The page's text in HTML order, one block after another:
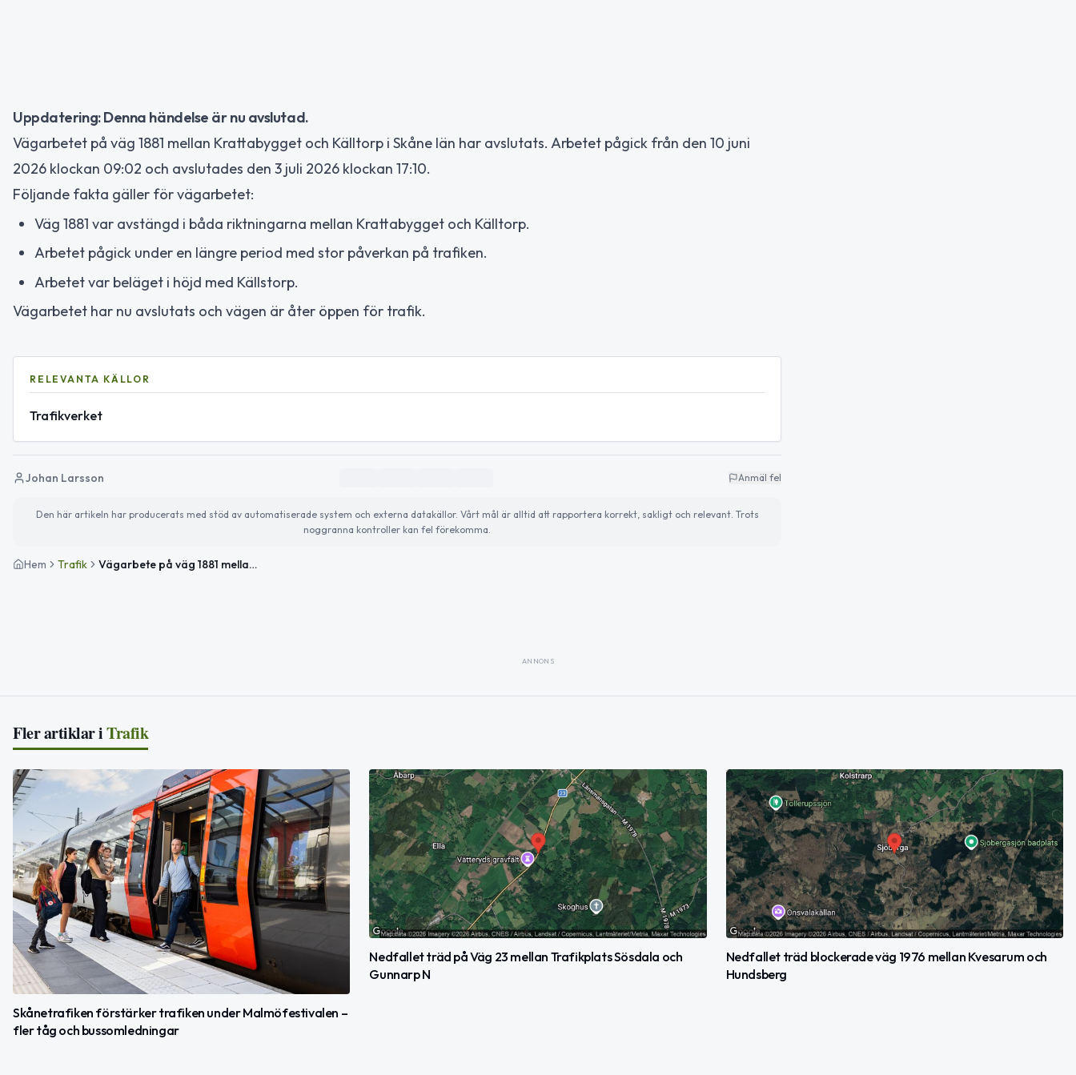
Uppdatering: Denna händelse är nu avslutad.
Vägarbetet på väg 1881 mellan Krattabygget och Källtorp i Skåne län har avslutats. Arbetet pågick från den 10 juni
2026 klockan 09:02 och avslutades den 3 juli 2026 klockan 17:10.
Följande fakta gäller för vägarbetet:
Väg 1881 var avstängd i båda riktningarna mellan Krattabygget och Källtorp.
Arbetet pågick under en längre period med stor påverkan på trafiken.
Arbetet var beläget i höjd med Källstorp.
Vägarbetet har nu avslutats och vägen är åter öppen för trafik.
RELEVANTA KÄLLOR
Trafikverket
Johan Larsson Anmäl fel
Den här artikeln har producerats med stöd av automatiserade system och externa datakällor. Vårt mål är alltid att rapportera korrekt, sakligt och relevant. Trots
noggranna kontroller kan fel förekomma.
Hem Trafik Vägarbete på väg 1881 mellan Krattabygget och Källtorp avslutat
ANNONS
Fler artiklar iTrafik
Skånetrafiken förstärker trafiken under Malmöfestivalen –
fler tåg och bussomledningar
Nedfallet träd på Väg 23 mellan Trafikplats Sösdala och
Gunnarp N
Nedfallet träd blockerade väg 1976 mellan Kvesarum och
Hundsberg